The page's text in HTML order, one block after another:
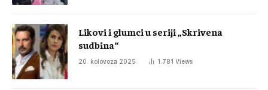
Likovi i glumci u seriji „Skrivena
sudbina“
20. kolovoza 2025. 1.781 Views